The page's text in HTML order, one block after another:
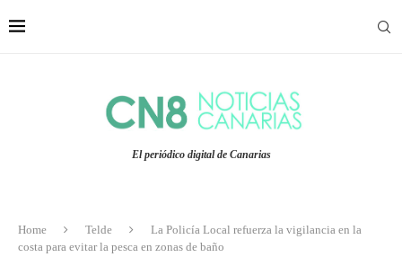
El periódico digital de Canarias
Home Telde
La Policía Local refuerza la vigilancia en la
costa para evitar la pesca en zonas de baño